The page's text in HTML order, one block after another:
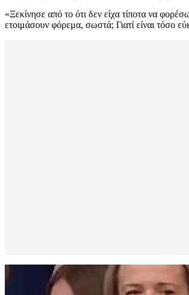
«Ξεκίνησε από το ότι δεν είχα τίποτα να
ετοιμάσουν φόρεμα, σωστά; Γιατί είναι τόσο